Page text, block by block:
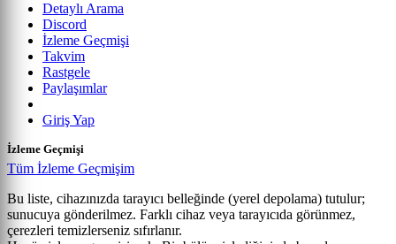
Detaylı Arama
Discord
İzleme Geçmişi
Takvim
Rastgele
Paylaşımlar
Giriş Yap
İzleme Geçmişi
Tüm İzleme Geçmişim
Bu liste, cihazınızda tarayıcı belleğinde (yerel depolama) tutulur;
sunucuya gönderilmez. Farklı cihaz veya tarayıcıda görünmez,
çerezleri temizlerseniz sıfırlanır.